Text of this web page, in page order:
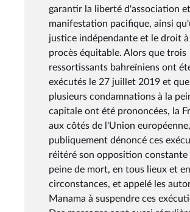
garantir la liberté d'association
manifestation pacifique, ainsi
justice indépendante et le droit à
procès équitable. Alors que trois
ressortissants bahreïniens ont
exécutés le 27 juillet 2019 et que
plusieurs condamnations à la
capitale ont été prononcées, la
aux côtés de l'Union
publiquement dénoncé ces
réitéré son opposition constante
peine de mort, en tous lieux et
circonstances, et appelé les
Manama à suspendre ces